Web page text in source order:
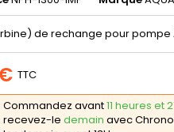
de rechange pour pompe
TTC
Commandez avant11 heures et
recevez-le demain avec